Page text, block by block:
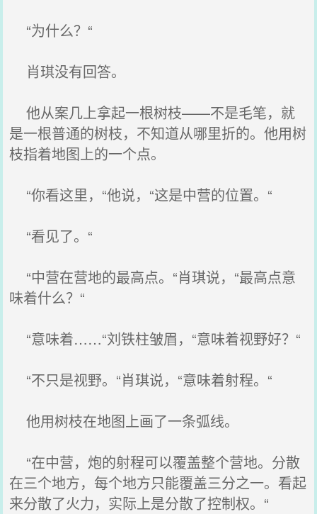
“为什么？“
肖琪没有回答。
他从案几上拿起一根树枝——不是毛笔，就
是一根普通的树枝，不知道从哪里折的。他用树
枝指着地图上的一个点。
“你看这里，“他说，“这是中营的位置。“
“看见了。“
“中营在营地的最高点。“肖琪说，“最高点意
味着什么？“
“意味着……“刘铁柱皱眉，“意味着视野好？“
“不只是视野。“肖琪说，“意味着射程。“
他用树枝在地图上画了一条弧线。
“在中营，炮的射程可以覆盖整个营地。分散
在三个地方，每个地方只能覆盖三分之一。看起
来分散了火力，实际上是分散了控制权。“